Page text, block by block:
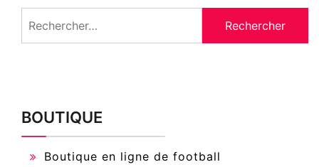
BOUTIQUE
Boutique en ligne de football